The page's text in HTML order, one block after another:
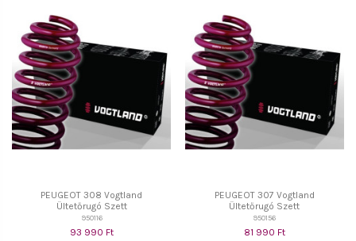
PEUGEOT 308 Vogtland
Ültetőrugó Szett
950116
93 990 Ft
PEUGEOT 307 Vogtland
Ültetőrugó Szett
950156
81 990 Ft